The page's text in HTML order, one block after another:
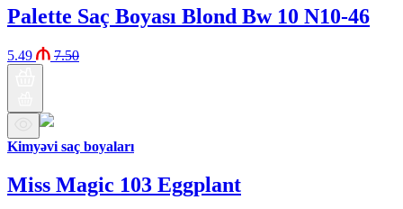
Palette Saç Boyası Blond Bw 10 N10-46
5.49 7.50
Kimyəvi saç boyaları
Miss Magic 103 Eggplant